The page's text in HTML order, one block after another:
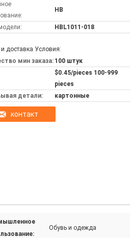
HB
HBL1011-018
доставка Условия:
мин заказа: 100 штук
$0.45/pieces 100-999
pieces
детали:
картонные
контакт
Обувь и одежда